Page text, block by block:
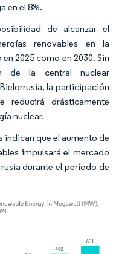
en el 8%.
de alcanzar el
renovables en la
2025 como en 2030. Sin
de la central nuclear
la participación
reducirá drásticamente
nuclear.
indican que el aumento de
impulsará el mercado
durante el período de